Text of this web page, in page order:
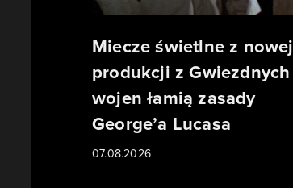
Miecze świetlne z nowej
produkcji z Gwiezdnych
wojen łamią zasady
George’a Lucasa
07.08.2026